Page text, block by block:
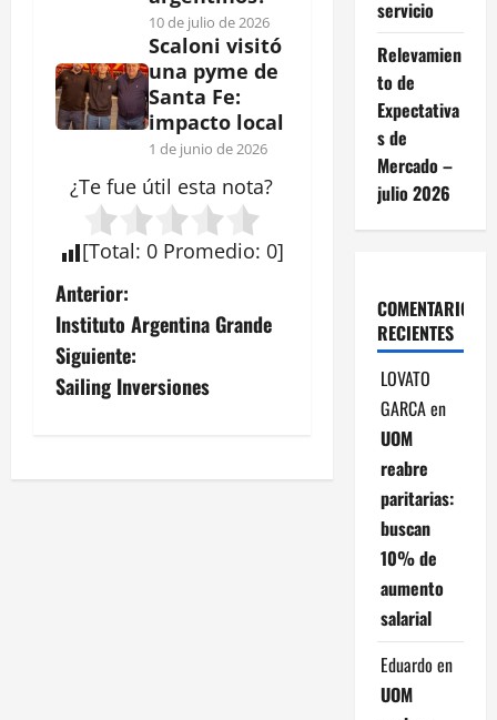
10 de julio de 2026
Scaloni visitó
una pyme de
Santa Fe:
impacto local
1 de junio de 2026
¿Te fue útil esta nota?
[Total: 0 Promedio: 0]
N
a
v
g
Anterior:
Instituto Argentina Grande
Siguiente:
Sailing Inversiones
servicio
Relevamien
to de
Expectativa
s de
Mercado –
julio 2026
COMENTARIOS
RECIENTES
LOVATO
GARCAen
UOM
reabre
paritarias:
buscan
10% de
aumento
salarial
Eduardo en
UOM